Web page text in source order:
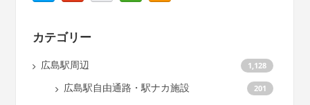
カテゴリー
広島駅周辺 1,128
広島駅自由通路・駅ナカ施設 201